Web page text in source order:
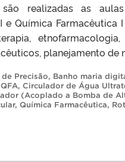
realizadas as
e Química
planejamento de
de Precisão, Banho maria
, Circulador de Água
(Acoplado a Bomba de
, Química Farmacêutica,